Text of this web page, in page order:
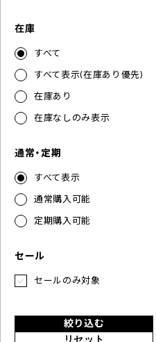
在庫
すべて
すべて表示(在庫あり優先)
在庫あり
在庫なしのみ表示
通常・定期
すべて表示
通常購入可能
定期購入可能
セール
セールのみ対象
絞り込む
リセット